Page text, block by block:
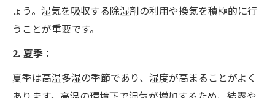
ょう。湿気を吸収する除湿剤の利用や換気を積極的に行
うことが重要です。
2. 夏季：
夏季は高温多湿の季節であり、湿度が高まることがよく